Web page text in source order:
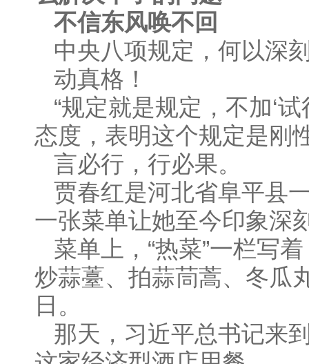
不信东风唤不回
中央八项规定，何以深
动真格！
“规定就是规定，不加‘
态度，表明这个规定是刚
言必行，行必果。
贾春红是河北省阜平县
一张菜单让她至今印象深
菜单上，“热菜”一栏写
炒蒜薹、拍蒜茼蒿、冬瓜
日。
那天，习近平总书记来